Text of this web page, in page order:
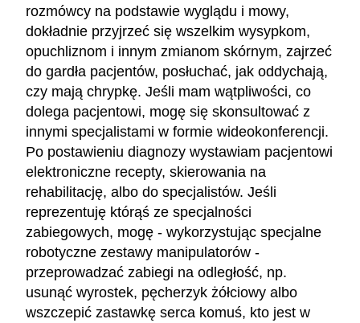
rozmówcy na podstawie wyglądu i mowy,
dokładnie przyjrzeć się wszelkim wysypkom,
opuchliznom i innym zmianom skórnym, zajrzeć
do gardła pacjentów, posłuchać, jak oddychają,
czy mają chrypkę. Jeśli mam wątpliwości, co
dolega pacjentowi, mogę się skonsultować z
innymi specjalistami w formie wideokonferencji.
Po postawieniu diagnozy wystawiam pacjentowi
elektroniczne recepty, skierowania na
rehabilitację, albo do specjalistów. Jeśli
reprezentuję którąś ze specjalności
zabiegowych, mogę - wykorzystując specjalne
robotyczne zestawy manipulatorów -
przeprowadzać zabiegi na odległość, np.
usunąć wyrostek, pęcherzyk żółciowy albo
wszczepić zastawkę serca komuś, kto jest w